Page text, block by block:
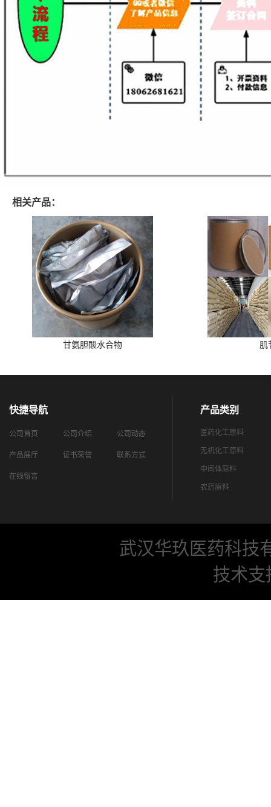
相关产品：
甘氨胆酸水合物 肌
快捷导航
公司首页 公司介绍 公司动态
产品展厅 证书荣誉 联系方式
在线留言
产品类别
医药化工原料
无机化工原料
中间体原料
农药原料
武汉华玖医药科技
技术